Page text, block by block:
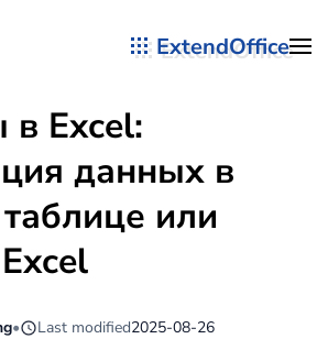
ExtendOffice
Excel:
данных в
или
• Last modified2025-08-26